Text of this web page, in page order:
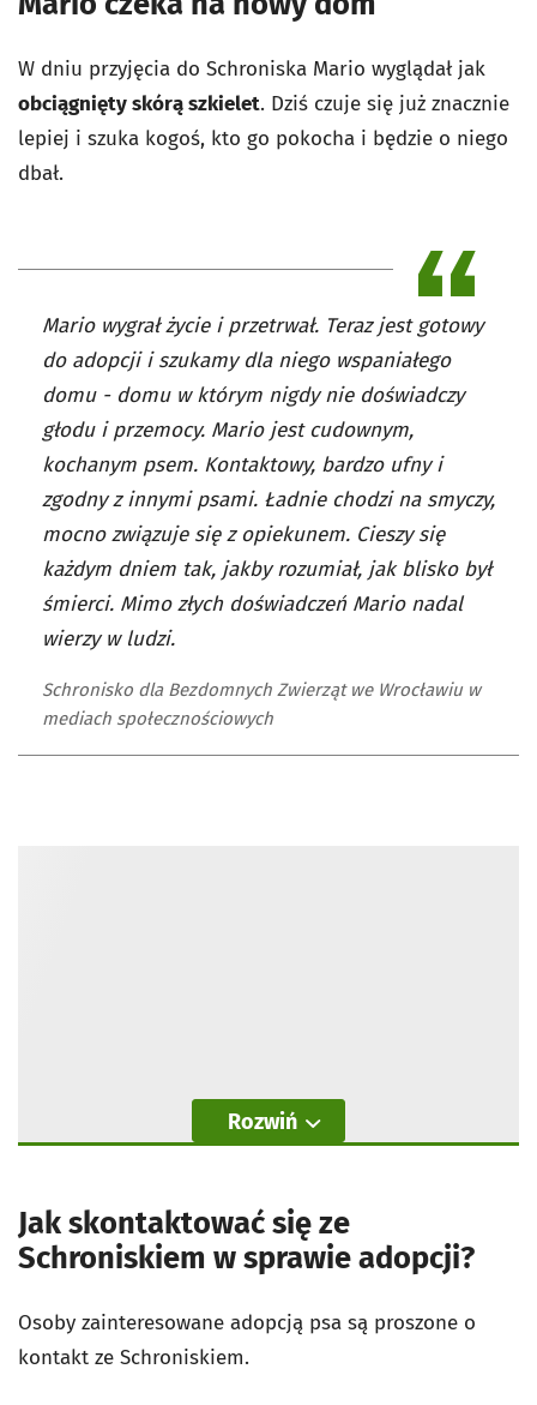
W dniu przyjęcia do Schroniska Mario wyglądał jak
obciągnięty skórą szkielet. Dziś czuje się już znacznie
lepiej i szuka kogoś, kto go pokocha i będzie o niego
dbał.
Mario wygrał życie i przetrwał. Teraz jest gotowy
do adopcji i szukamy dla niego wspaniałego
domu - domu w którym nigdy nie doświadczy
głodu i przemocy. Mario jest cudownym,
kochanym psem. Kontaktowy, bardzo ufny i
zgodny z innymi psami. Ładnie chodzi na smyczy,
mocno związuje się z opiekunem. Cieszy się
każdym dniem tak, jakby rozumiał, jak blisko był
śmierci. Mimo złych doświadczeń Mario nadal
wierzy w ludzi.
Schronisko dla Bezdomnych Zwierząt we Wrocławiu w
mediach społecznościowych
Rozwiń
Jak skontaktować się ze
Schroniskiem w sprawie adopcji?
Osoby zainteresowane adopcją psa są proszone o
kontakt ze Schroniskiem.